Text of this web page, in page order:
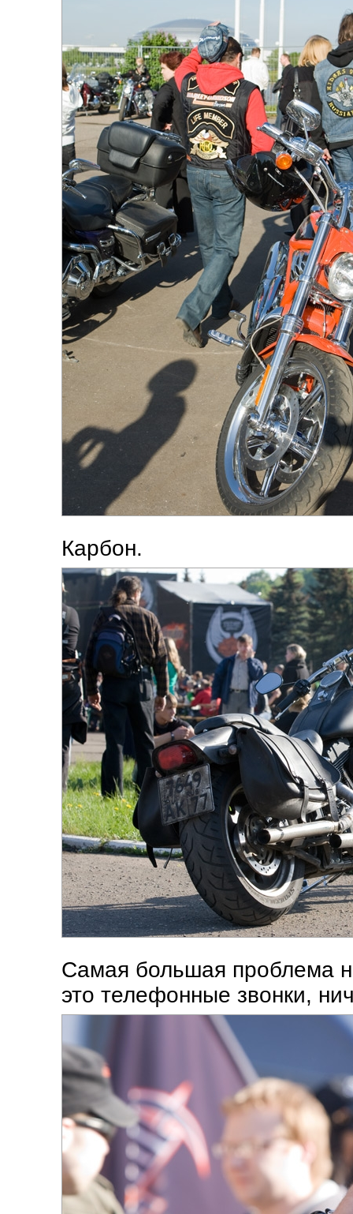
Карбон.
Самая большая проблема
это телефонные звонки,